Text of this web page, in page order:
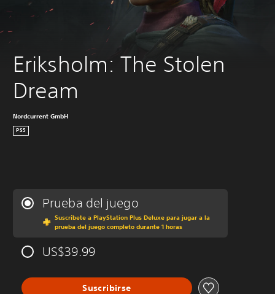
Eriksholm: The Stolen
Dream
Nordcurrent GmbH
PS5
Prueba del juego
Suscríbete a PlayStation Plus Deluxe para jugar a la
prueba del juego completo durante 1 horas
US$39.99
Suscribirse